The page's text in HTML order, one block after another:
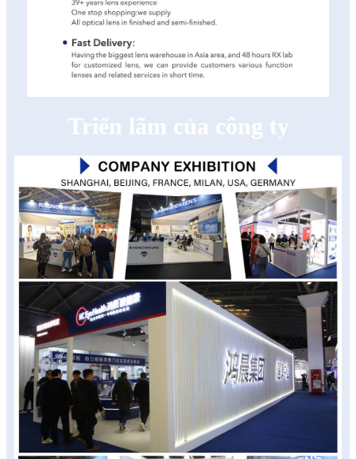
Triển lãm của công ty